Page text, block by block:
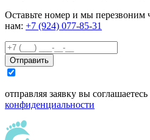
Оставьте номер и мы перезвоним
нам: +7 (924) 077-85-31
Отправить
отправляя заявку вы соглашаетесь
конфиденциальности